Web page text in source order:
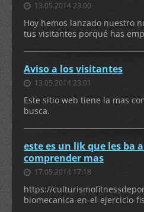
13.05.2014 23:00
Hoy hemos lanzado nuestro
tus visitantes porqué has
Aviso a los visitantes
13.05.2014 23:01
Este sitio web tiene la mas
busca.
este es un lik que les ba
comprender mas
17.05.2014 17:18
https://
biomecanica-en-el-ejercicio-